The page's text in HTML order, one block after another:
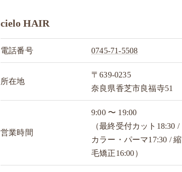
cielo HAIR
電話番号 0745-71-5508
所在地
〒639-0235
奈良県香芝市良福寺51
営業時間
9:00 〜 19:00
（最終受付カット18:30 /
カラー・パーマ17:30 / 縮
毛矯正16:00）